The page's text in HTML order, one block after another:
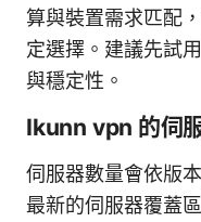
算與裝置需求匹配
定選擇。建議先試
與穩定性。
Ikunn vpn 的伺
伺服器數量會依版
最新的伺服器覆蓋